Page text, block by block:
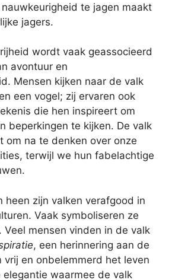
te jagen maakt
jagers.
wordt vaak geassocieerd
avontuur en
Mensen kijken naar de valk
een vogel; zij ervaren ook
die hen inspireert om
beperkingen te kijken. De valk
om na te denken over onze
terwijl we hun fabelachtige
heen zijn valken verafgood in
Vaak symboliseren ze
Veel mensen vinden in de valk
, een herinnering aan de
vrij en onbelemmerd het leven
elegantie waarmee de valk